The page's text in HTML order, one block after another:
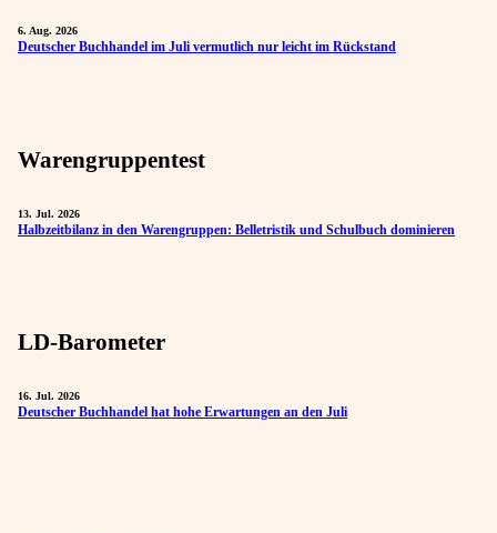
6. Aug. 2026
Deutscher Buchhandel im Juli vermutlich nur leicht im Rückstand
Warengruppentest
13. Jul. 2026
Halbzeitbilanz in den Warengruppen: Belletristik und Schulbuch dominieren
LD-Barometer
16. Jul. 2026
Deutscher Buchhandel hat hohe Erwartungen an den Juli